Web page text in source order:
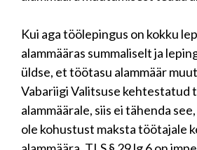
Kui aga töölepingus on kokku
alammääras summaliselt ja
üldse, et töötasu alammäär
Vabariigi Valitsuse kehtestatud
alammäärale, siis ei tähenda
ole kohustust maksta töötajale